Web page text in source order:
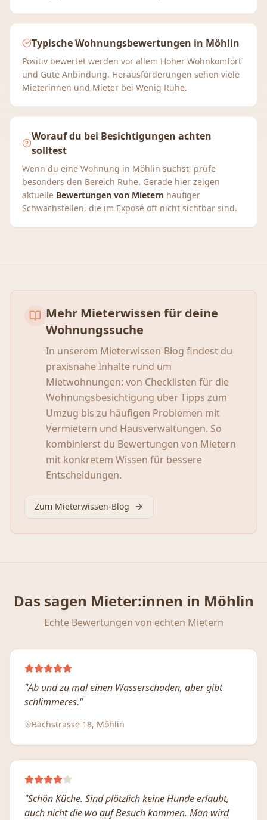
Typische Wohnungsbewertungen in Möhlin
Positiv bewertet werden vor allem Hoher Wohnkomfort
und Gute Anbindung. Herausforderungen sehen viele
Mieterinnen und Mieter bei Wenig Ruhe.
Worauf du bei Besichtigungen achten
solltest
Wenn du eine Wohnung in Möhlin suchst, prüfe
besonders den Bereich Ruhe. Gerade hier zeigen
aktuelle Bewertungen von Mietern häufiger
Schwachstellen, die im Exposé oft nicht sichtbar sind.
Mehr Mieterwissen für deine
Wohnungssuche
In unserem Mieterwissen-Blog findest du
praxisnahe Inhalte rund um
Mietwohnungen: von Checklisten für die
Wohnungsbesichtigung über Tipps zum
Umzug bis zu häufigen Problemen mit
Vermietern und Hausverwaltungen. So
kombinierst du Bewertungen von Mietern
mit konkretem Wissen für bessere
Entscheidungen.
Zum Mieterwissen-Blog
Das sagen Mieter:innen in Möhlin
Echte Bewertungen von echten Mietern
"Ab und zu mal einen Wasserschaden, aber gibt
schlimmeres."
Bachstrasse 18, Möhlin
"Schön Küche. Sind plötzlich keine Hunde erlaubt,
auch nicht die wo auf Besuch kommen. Man wird